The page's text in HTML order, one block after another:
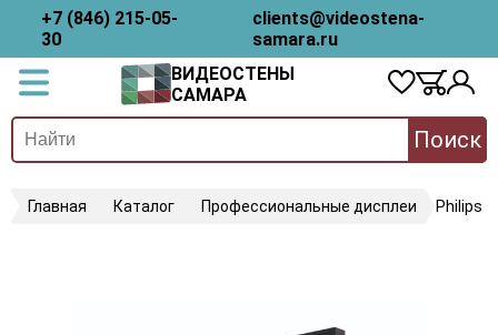
+7 (846) 215-05-
30
clients@videostena-
samara.ru
ВИДЕОСТЕНЫ
САМАРА
Поиск
Главная Каталог Профессиональные дисплеи Philips